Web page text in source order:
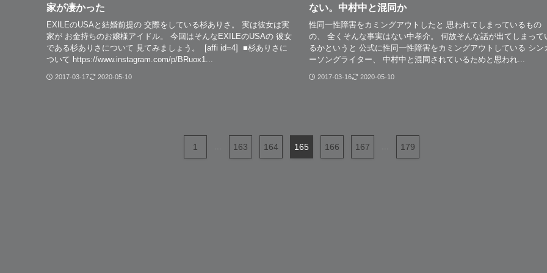
家が凄かった
EXILEのUSAと結婚前提の 交際をしている杉ありさ。 実は彼女は実
家が お金持ちのお嬢様アイドル。 今回はそんなEXILEのUSAの 彼女
である杉ありさについて 見てみましょう。 [affi id=4] ■杉ありさに
ついて https://www.instagram.com/p/BRuox1...
2017-03-17 2020-05-10
ない。中村中と混同か
性同一性障害をカミングアウトしたと 思われてしまっているもの
の、 全くそんな事実はない中孝介。 何故そんな話が出てしまって
るかというと 公式に性同一性障害をカミングアウトしている シン
ーソングライター、 中村中と混同されているためと思われ...
2017-03-16 2020-05-10
1 163 164 165 166 167 179